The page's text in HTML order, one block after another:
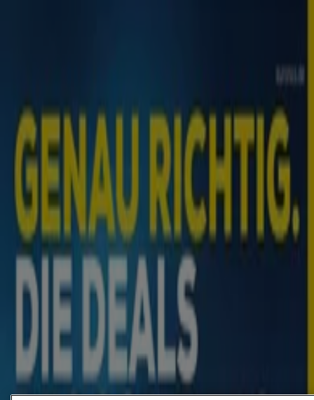
Schnäppchen Supermärkte Möbelhäuser
Kleidung, Schuhe
und Accessoires
Elektromärkte
Drogerien und
Baumärkte und
Gartencenter
Biomärkte Discounter Sportgeschäfte
und BabyAuto, Motorrad und
Werkstatt
KaufhäuserReisen und Freizeit
Optiker und
HörzentrenRestaurantsBücher und Schreibwaren Banken
und Versicherungen
Top-Kataloge in Neu-Isenburg
Thomas Philipps